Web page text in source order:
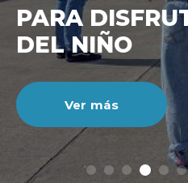
modo claro
CIENTO
DE JULIO
Ver más